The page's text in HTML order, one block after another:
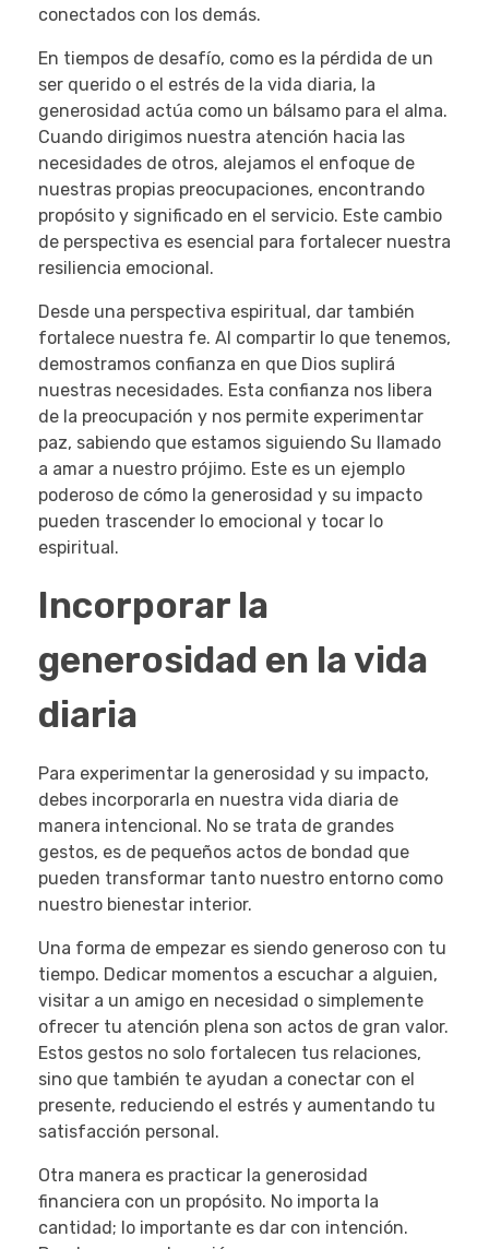
conectados con los demás.
En tiempos de desafío, como es la pérdida de un
ser querido o el estrés de la vida diaria, la
generosidad actúa como un bálsamo para el alma.
Cuando dirigimos nuestra atención hacia las
necesidades de otros, alejamos el enfoque de
nuestras propias preocupaciones, encontrando
propósito y significado en el servicio. Este cambio
de perspectiva es esencial para fortalecer nuestra
resiliencia emocional.
Desde una perspectiva espiritual, dar también
fortalece nuestra fe. Al compartir lo que tenemos,
demostramos confianza en que Dios suplirá
nuestras necesidades. Esta confianza nos libera
de la preocupación y nos permite experimentar
paz, sabiendo que estamos siguiendo Su llamado
a amar a nuestro prójimo. Este es un ejemplo
poderoso de cómo la generosidad y su impacto
pueden trascender lo emocional y tocar lo
espiritual.
Incorporar la
generosidad en la vida
diaria
Para experimentar la generosidad y su impacto,
debes incorporarla en nuestra vida diaria de
manera intencional. No se trata de grandes
gestos, es de pequeños actos de bondad que
pueden transformar tanto nuestro entorno como
nuestro bienestar interior.
Una forma de empezar es siendo generoso con tu
tiempo. Dedicar momentos a escuchar a alguien,
visitar a un amigo en necesidad o simplemente
ofrecer tu atención plena son actos de gran valor.
Estos gestos no solo fortalecen tus relaciones,
sino que también te ayudan a conectar con el
presente, reduciendo el estrés y aumentando tu
satisfacción personal.
Otra manera es practicar la generosidad
financiera con un propósito. No importa la
cantidad; lo importante es dar con intención.